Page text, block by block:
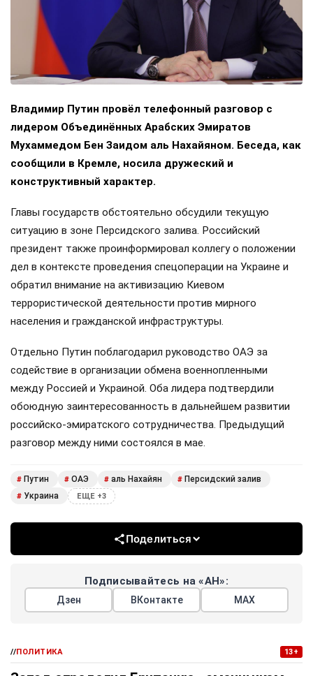
Владимир Путин провёл телефонный разговор с
лидером Объединённых Арабских Эмиратов
Мухаммедом Бен Заидом аль Нахайяном. Беседа, как
сообщили в Кремле, носила дружеский и
конструктивный характер.
Главы государств обстоятельно обсудили текущую
ситуацию в зоне Персидского залива. Российский
президент также проинформировал коллегу о положении
дел в контексте проведения спецоперации на Украине и
обратил внимание на активизацию Киевом
террористической деятельности против мирного
населения и гражданской инфраструктуры.
Отдельно Путин поблагодарил руководство ОАЭ за
содействие в организации обмена военнопленными
между Россией и Украиной. Оба лидера подтвердили
обоюдную заинтересованность в дальнейшем развитии
российско-эмиратского сотрудничества. Предыдущий
разговор между ними состоялся в мае.
# Путин # ОАЭ # аль Нахайян # Персидский залив
# Украина ЕЩЕ +3
Поделиться
Подписывайтесь на «АН»:
Дзен ВКонтакте МАХ
//ПОЛИТИКА 13+